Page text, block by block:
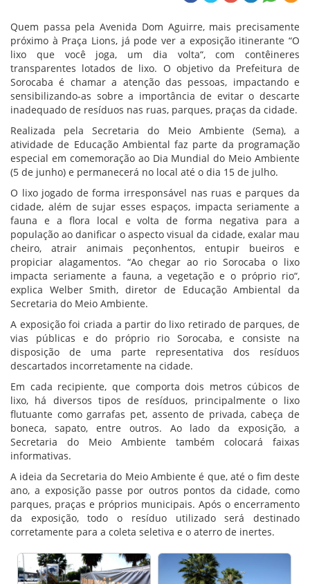
Quem passa pela Avenida Dom Aguirre, mais precisamente
próximo à Praça Lions, já pode ver a exposição itinerante “O
lixo que você joga, um dia volta“, com contêineres
transparentes lotados de lixo. O objetivo da Prefeitura de
Sorocaba é chamar a atenção das pessoas, impactando e
sensibilizando-as sobre a importância de evitar o descarte
inadequado de resíduos nas ruas, parques, praças da cidade.
Realizada pela Secretaria do Meio Ambiente (Sema), a
atividade de Educação Ambiental faz parte da programação
especial em comemoração ao Dia Mundial do Meio Ambiente
(5 de junho) e permanecerá no local até o dia 15 de julho.
O lixo jogado de forma irresponsável nas ruas e parques da
cidade, além de sujar esses espaços, impacta seriamente a
fauna e a flora local e volta de forma negativa para a
população ao danificar o aspecto visual da cidade, exalar mau
cheiro, atrair animais peçonhentos, entupir bueiros e
propiciar alagamentos. “Ao chegar ao rio Sorocaba o lixo
impacta seriamente a fauna, a vegetação e o próprio rio“,
explica Welber Smith, diretor de Educação Ambiental da
Secretaria do Meio Ambiente.
A exposição foi criada a partir do lixo retirado de parques, de
vias públicas e do próprio rio Sorocaba, e consiste na
disposição de uma parte representativa dos resíduos
descartados incorretamente na cidade.
Em cada recipiente, que comporta dois metros cúbicos de
lixo, há diversos tipos de resíduos, principalmente o lixo
flutuante como garrafas pet, assento de privada, cabeça de
boneca, sapato, entre outros. Ao lado da exposição, a
Secretaria do Meio Ambiente também colocará faixas
informativas.
A ideia da Secretaria do Meio Ambiente é que, até o fim deste
ano, a exposição passe por outros pontos da cidade, como
parques, praças e próprios municipais. Após o encerramento
da exposição, todo o resíduo utilizado será destinado
corretamente para a coleta seletiva e o aterro de inertes.